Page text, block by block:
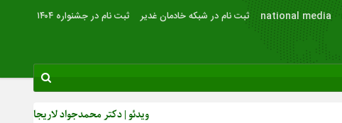
national media ثبت نام در شبکه خادمان غدیر ثبت نام در جشنواره ۱۴۰۴
ویدئو | دکتر محمدجواد لاریجانی: از رشد